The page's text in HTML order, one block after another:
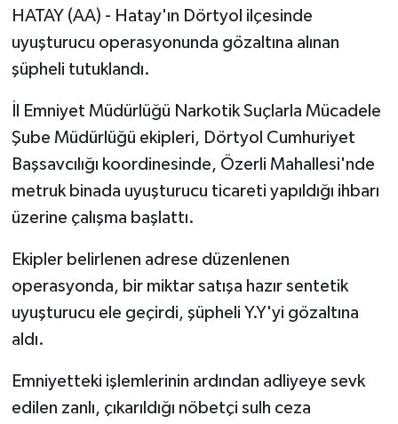
HATAY (AA) - Hatay'ın Dörtyol ilçesinde
uyuşturucu operasyonunda gözaltına alınan
şüpheli tutuklandı.
İl Emniyet Müdürlüğü Narkotik Suçlarla Mücadele
Şube Müdürlüğü ekipleri, Dörtyol Cumhuriyet
Başsavcılığı koordinesinde, Özerli Mahallesi'nde
metruk binada uyuşturucu ticareti yapıldığı ihbarı
üzerine çalışma başlattı.
Ekipler belirlenen adrese düzenlenen
operasyonda, bir miktar satışa hazır sentetik
uyuşturucu ele geçirdi, şüpheli Y.Y'yi gözaltına
aldı.
Emniyetteki işlemlerinin ardından adliyeye sevk
edilen zanlı, çıkarıldığı nöbetçi sulh ceza